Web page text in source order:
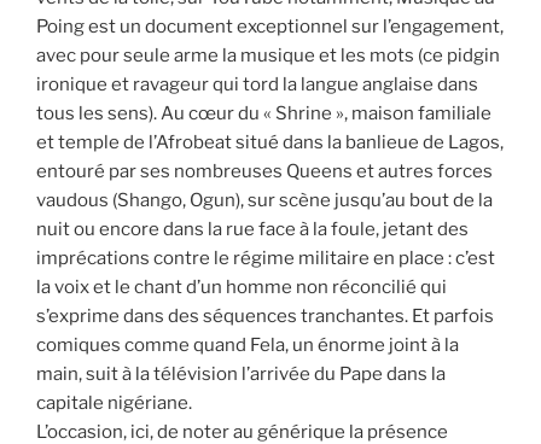
Poing est un document exceptionnel sur l’engagement,
avec pour seule arme la musique et les mots (ce pidgin
ironique et ravageur qui tord la langue anglaise dans
tous les sens). Au cœur du « Shrine », maison familiale
et temple de l’Afrobeat situé dans la banlieue de Lagos,
entouré par ses nombreuses Queens et autres forces
vaudous (Shango, Ogun), sur scène jusqu’au bout de la
nuit ou encore dans la rue face à la foule, jetant des
imprécations contre le régime militaire en place : c’est
la voix et le chant d’un homme non réconcilié qui
s’exprime dans des séquences tranchantes. Et parfois
comiques comme quand Fela, un énorme joint à la
main, suit à la télévision l’arrivée du Pape dans la
capitale nigériane.
L’occasion, ici, de noter au générique la présence